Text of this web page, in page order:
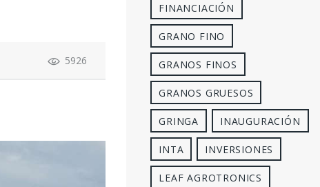
5926
FINANCIACIÓN
GRANO FINO
GRANOS FINOS
GRANOS GRUESOS
GRINGA INAUGURACIÓN
INTA INVERSIONES
LEAF AGROTRONICS